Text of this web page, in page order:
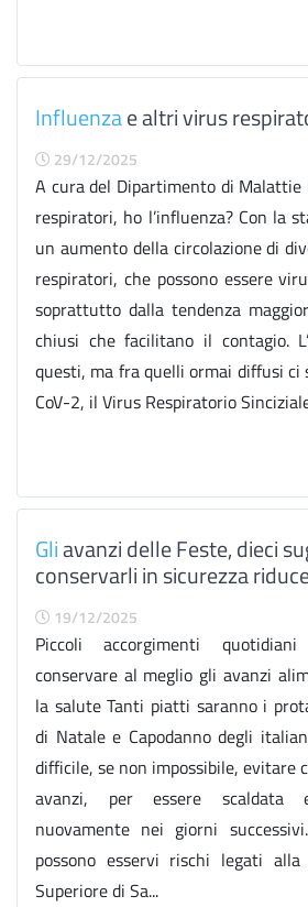
Influenzae altri virus
29/12/2025
A cura del Dipartimento di
respiratori, ho l’influenza? Con la
un aumento della circolazione di
respiratori, che possono essere
soprattutto dalla tendenza
chiusi che facilitano il contagio.
questi, ma fra quelli ormai diffusi ci
CoV-2, il Virus Respiratorio
Gliavanzi delle Feste, dieci
conservarli in sicurezza
19/12/2025
Piccoli accorgimenti
conservare al meglio gli avanzi
la salute Tanti piatti saranno i
di Natale e Capodanno degli
difficile, se non impossibile, evitare
avanzi, per essere scaldata
nuovamente nei giorni
possono esservi rischi legati alla
Superiore di Sa...